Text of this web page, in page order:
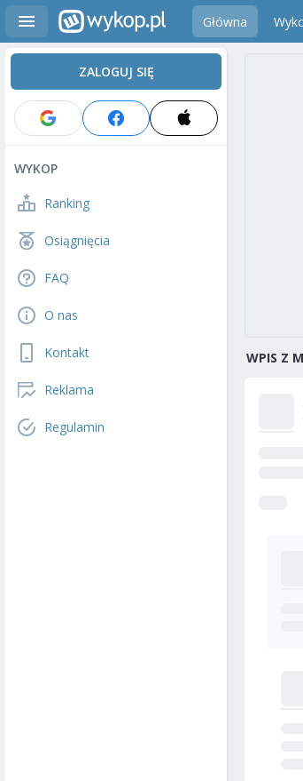
Główna
ZALOGUJ SIĘ
WYKOP
Ranking
Osiągnięcia
FAQ
O nas
Kontakt
Reklama
Regulamin
WPIS Z